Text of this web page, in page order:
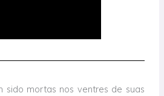
sido mortas nos ventres de suas